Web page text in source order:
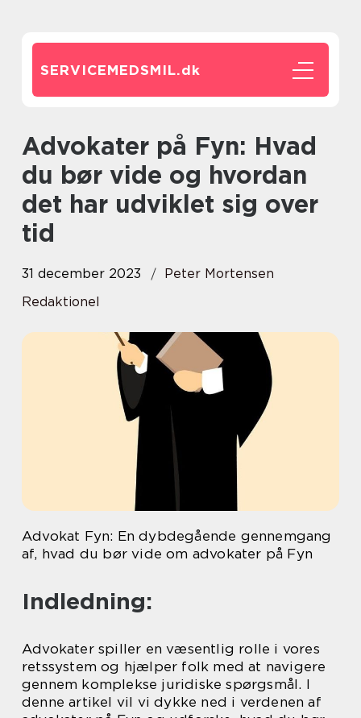
SERVICEMEDSMIL.dk
Advokater på Fyn: Hvad
du bør vide og hvordan
det har udviklet sig over
tid
31 december 2023
Peter Mortensen
Redaktionel
Advokat Fyn: En dybdegående gennemgang
af, hvad du bør vide om advokater på Fyn
Indledning:
Advokater spiller en væsentlig rolle i vores
retssystem og hjælper folk med at navigere
gennem komplekse juridiske spørgsmål. I
denne artikel vil vi dykke ned i verdenen af